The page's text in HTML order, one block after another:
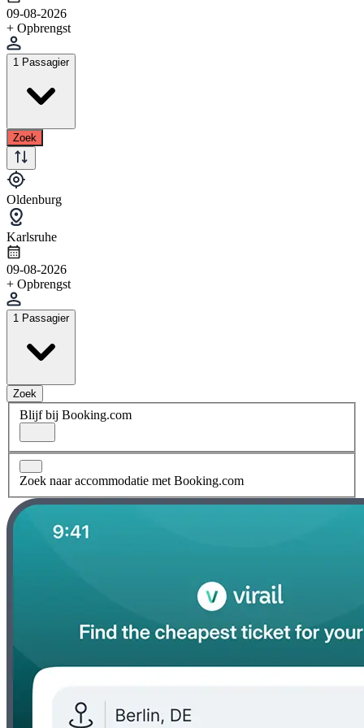
09-08-2026
+ Opbrengst
1 Passagier
Zoek
Oldenburg
Karlsruhe
09-08-2026
+ Opbrengst
1 Passagier
Zoek
Blijf bij Booking.com
Zoek naar accommodatie met Booking.com